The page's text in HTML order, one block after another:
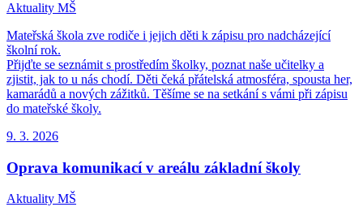
Aktuality MŠ
Mateřská škola zve rodiče i jejich děti k zápisu pro nadcházející
školní rok.
Přijďte se seznámit s prostředím školky, poznat naše učitelky a
zjistit, jak to u nás chodí. Děti čeká přátelská atmosféra, spousta her,
kamarádů a nových zážitků. Těšíme se na setkání s vámi při zápisu
do mateřské školy.
9. 3. 2026
Oprava komunikací v areálu základní školy
Aktuality MŠ